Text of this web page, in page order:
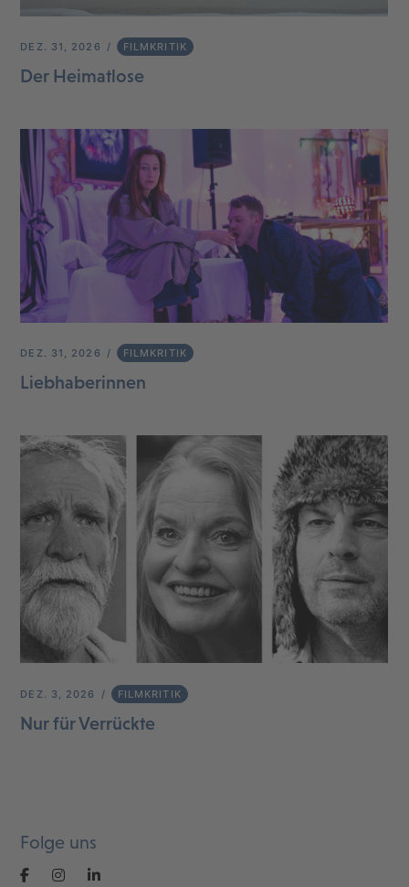
DEZ. 31, 2026 FILMKRITIK
Der Heimatlose
DEZ. 31, 2026 FILMKRITIK
Liebhaberinnen
DEZ. 3, 2026 FILMKRITIK
Nur für Verrückte
Folge uns